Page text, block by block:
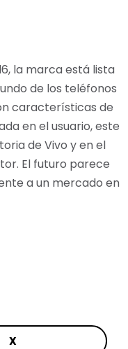
la marca está lista
de los teléfonos
características de
en el usuario, este
de Vivo y en el
El futuro parece
a un mercado en
X